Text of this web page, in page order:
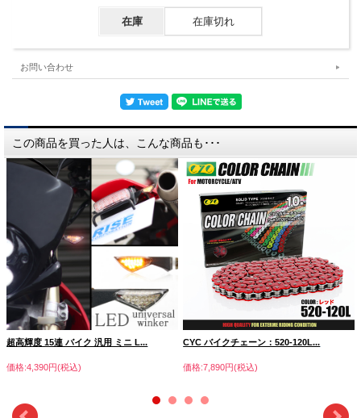
在庫 在庫切れ
お問い合わせ
この商品を買った人は、こんな商品も･･･
超高輝度 15連 バイク 汎用 ミニ L...
価格:4,390円(税込)
CYC バイクチェーン：520-120L...
価格:7,890円(税込)